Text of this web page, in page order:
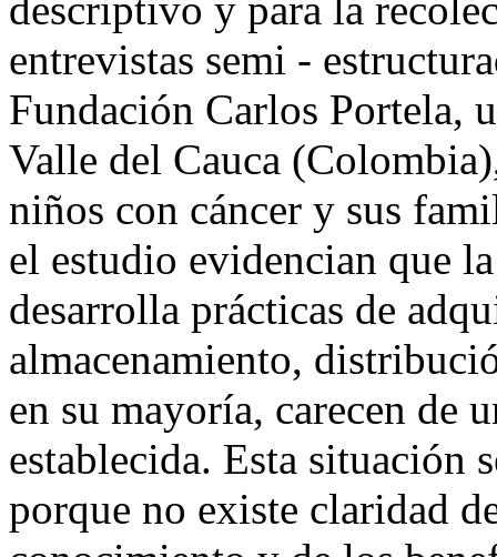
entrevistas semi -
Fundación Carlos Portela,
Valle del Cauca
niños con cáncer y sus
el estudio evidencian que
desarrolla prácticas de
almacenamiento,
en su mayoría, carecen de
establecida. Esta situación
porque no existe claridad